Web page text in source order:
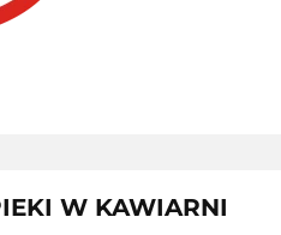
W KAWIARNI